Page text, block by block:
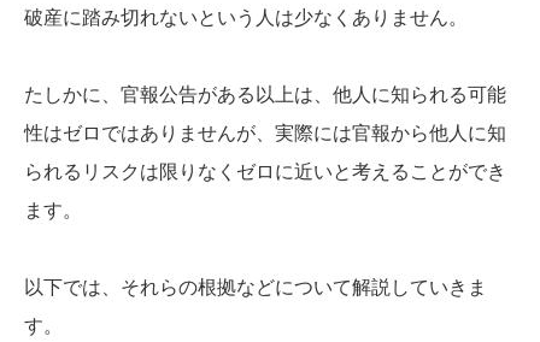
破産に踏み切れないという人は少なくありません。
たしかに、官報公告がある以上は、他人に知られる可能
性はゼロではありませんが、実際には官報から他人に知
られるリスクは限りなくゼロに近いと考えることができ
ます。
以下では、それらの根拠などについて解説していきま
す。